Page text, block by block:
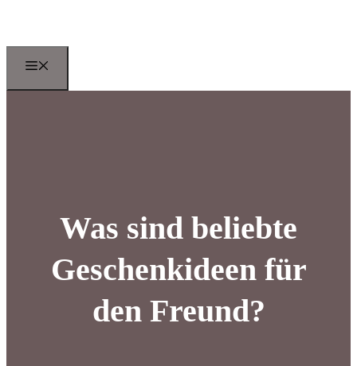
springen
Was sind beliebte
Geschenkideen für
den Freund?